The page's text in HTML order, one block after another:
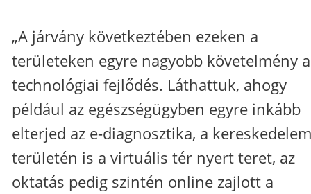
„A járvány következtében ezeken a
területeken egyre nagyobb követelmény a
technológiai fejlődés. Láthattuk, ahogy
például az egészségügyben egyre inkább
elterjed az e-diagnosztika, a kereskedelem
területén is a virtuális tér nyert teret, az
oktatás pedig szintén online zajlott a